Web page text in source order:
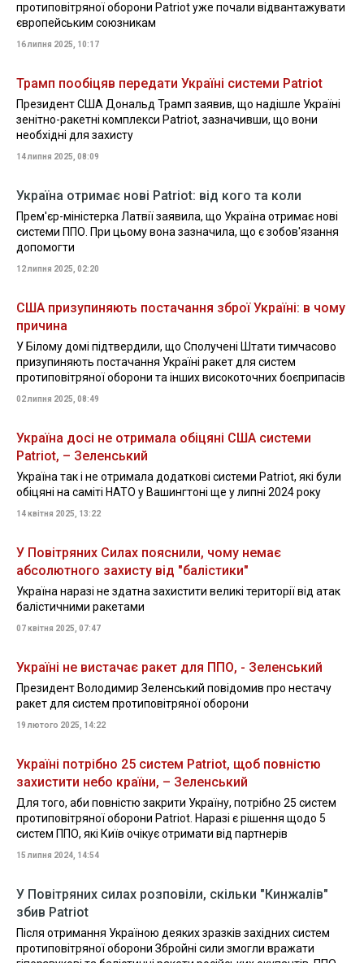
протиповітряної оборони Patriot уже почали відвантажувати
європейським союзникам
16 липня 2025, 10:17
Трамп пообіцяв передати Україні системи Patriot
Президент США Дональд Трамп заявив, що надішле Україні
зенітно-ракетні комплекси Patriot, зазначивши, що вони
необхідні для захисту
14 липня 2025, 08:09
Україна отримає нові Patriot: від кого та коли
Прем'єр-міністерка Латвії заявила, що Україна отримає нові
системи ППО. При цьому вона зазначила, що є зобов'язання
допомогти
12 липня 2025, 02:20
США призупиняють постачання зброї Україні: в чому
причина
У Білому домі підтвердили, що Сполучені Штати тимчасово
призупиняють постачання Україні ракет для систем
протиповітряної оборони та інших високоточних боєприпасів
02 липня 2025, 08:49
Україна досі не отримала обіцяні США системи
Patriot, – Зеленський
Україна так і не отримала додаткові системи Patriot, які були
обіцяні на саміті НАТО у Вашингтоні ще у липні 2024 року
14 квітня 2025, 13:22
У Повітряних Силах пояснили, чому немає
абсолютного захисту від "балістики"
Україна наразі не здатна захистити великі території від атак
балістичними ракетами
07 квітня 2025, 07:47
Україні не вистачає ракет для ППО, - Зеленський
Президент Володимир Зеленський повідомив про нестачу
ракет для систем протиповітряної оборони
19 лютого 2025, 14:22
Україні потрібно 25 систем Patriot, щоб повністю
захистити небо країни, – Зеленський
Для того, аби повністю закрити Україну, потрібно 25 систем
протиповітряної оборони Patriot. Наразі є рішення щодо 5
систем ППО, які Київ очікує отримати від партнерів
15 липня 2024, 14:54
У Повітряних силах розповіли, скільки "Кинжалів"
збив Patriot
Після отримання Україною деяких зразків західних систем
протиповітряної оборони Збройні сили змогли вражати